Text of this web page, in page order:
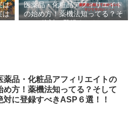
は
は
医薬品・化粧品アフィリエイト
の始め方！薬機法知ってる？そ
して絶対に登録すべきASP６
薬品・化粧品アフィリエイトの
め方！薬機法知ってる？そして
対に登録すべきASP６選！！